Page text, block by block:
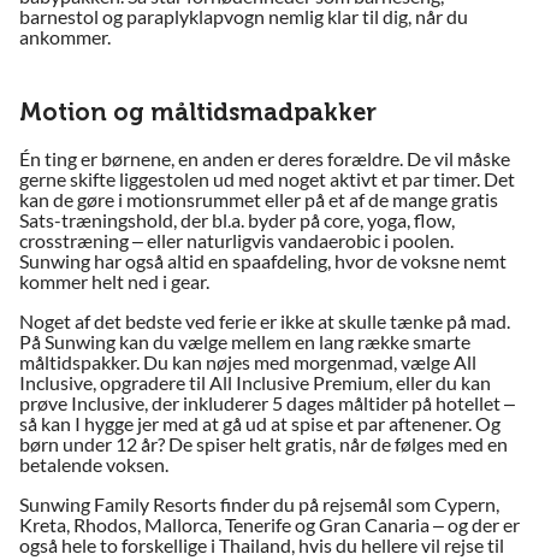
barnestol og paraplyklapvogn nemlig klar til dig, når du
ankommer.
Motion og måltidsmadpakker
Én ting er børnene, en anden er deres forældre. De vil måske
gerne skifte liggestolen ud med noget aktivt et par timer. Det
kan de gøre i motionsrummet eller på et af de mange gratis
Sats-træningshold, der bl.a. byder på core, yoga, flow,
crosstræning – eller naturligvis vandaerobic i poolen.
Sunwing har også altid en spaafdeling, hvor de voksne nemt
kommer helt ned i gear.
Noget af det bedste ved ferie er ikke at skulle tænke på mad.
På Sunwing kan du vælge mellem en lang række smarte
måltidspakker. Du kan nøjes med morgenmad, vælge All
Inclusive, opgradere til All Inclusive Premium, eller du kan
prøve Inclusive, der inkluderer 5 dages måltider på hotellet –
så kan I hygge jer med at gå ud at spise et par aftenener. Og
børn under 12 år? De spiser helt gratis, når de følges med en
betalende voksen.
Sunwing Family Resorts finder du på rejsemål som Cypern,
Kreta, Rhodos, Mallorca, Tenerife og Gran Canaria – og der er
også hele to forskellige i Thailand, hvis du hellere vil rejse til